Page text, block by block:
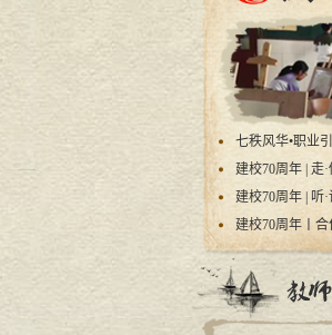
七秩风华•职业
建校70周年 | 走
建校70周年 | 听
建校70周年丨